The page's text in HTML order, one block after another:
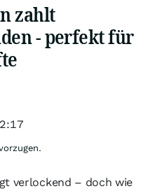
zahlt
- perfekt für
verlockend – doch wie